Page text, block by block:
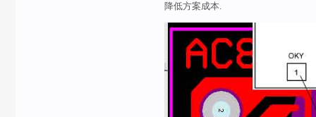
降低方案成本.